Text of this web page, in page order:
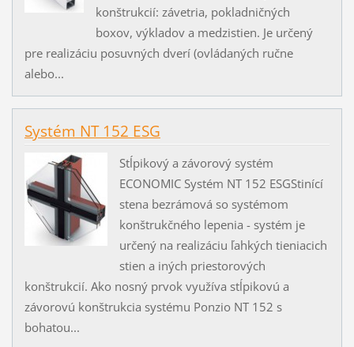
konštrukcií: závetria, pokladničných
boxov, výkladov a medzistien. Je určený
pre realizáciu posuvných dverí (ovládaných ručne
alebo...
Systém NT 152 ESG
Stĺpikový a závorový systém
ECONOMIC Systém NT 152 ESGStinící
stena bezrámová so systémom
konštrukčného lepenia - systém je
určený na realizáciu ľahkých tieniacich
stien a iných priestorových
konštrukcií. Ako nosný prvok využíva stĺpikovú a
závorovú konštrukcia systému Ponzio NT 152 s
bohatou...